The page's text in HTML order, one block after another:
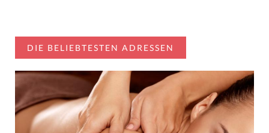
DIE BELIEBTESTEN ADRESSEN